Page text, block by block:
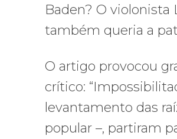
Baden? O violonista
também queria a
O artigo provocou
crítico:
levantamento das
popular –, partiram